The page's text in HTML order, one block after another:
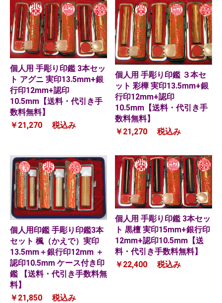
個人用 手彫り印鑑 3本セッ
ト アグニ 実印13.5mm+銀
行印12mm+認印
10.5mm【送料・代引き手
数料無料】
￥21,270
税込み
個人用 手彫り印鑑 ３本セ
ット 彩樺 実印13.5mm+銀
行印12mm+認印
10.5mm【送料・代引き手
数料無料】
￥21,270
税込み
個人用印鑑 手彫り印鑑3本
セット 楓（かえで）実印
13.5mm＋銀行印12mm ＋
認印10.5mm ケース付き印
鑑 【送料・代引き手数料無
料】
￥21,850
税込み
個人用 手彫り印鑑 3本セッ
ト 黒檀 実印15mm+銀行印
12mm+認印10.5mm【送
料・代引き手数料無料】
￥22,400
税込み